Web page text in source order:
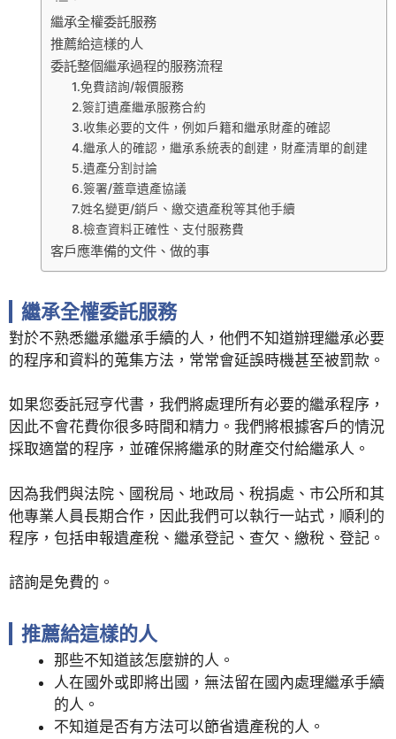
繼承全權委託服務
推薦給這樣的人
委託整個繼承過程的服務流程
1.免費諮詢/報價服務
2.簽訂遺產繼承服務合約
3.收集必要的文件，例如戶籍和繼承財產的確認
4.繼承人的確認，繼承系統表的創建，財產清單的創建
5.遺產分割討論
6.簽署/蓋章遺產協議
7.姓名變更/銷戶、繳交遺產稅等其他手續
8.檢查資料正確性、支付服務費
客戶應準備的文件、做的事
繼承全權委託服務
對於不熟悉繼承繼承手續的人，他們不知道辦理繼承必要
的程序和資料的蒐集方法，常常會延誤時機甚至被罰款。
如果您委託冠亨代書，我們將處理所有必要的繼承程序，
因此不會花費你很多時間和精力。我們將根據客戶的情況
採取適當的程序，並確保將繼承的財產交付給繼承人。
因為我們與法院、國稅局、地政局、稅捐處、市公所和其
他專業人員長期合作，因此我們可以執行一站式，順利的
程序，包括申報遺產稅、繼承登記、查欠、繳稅、登記。
諮詢是免費的。
推薦給這樣的人
那些不知道該怎麼辦的人。
人在國外或即將出國，無法留在國內處理繼承手續
的人。
不知道是否有方法可以節省遺產稅的人。